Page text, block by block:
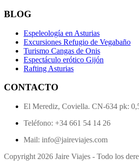
BLOG
Espeleología en Asturias
Excursiones Refugio de Vegabaño
Turismo Cangas de Onis
Espectáculo erótico Gijón
Rafting Asturias
CONTACTO
El Merediz, Coviella. CN-634 pk:
Teléfono: +34 661 54 14 26
Mail: info@jaireviajes.com
Copyright 2026 Jaire Viajes - Todo los